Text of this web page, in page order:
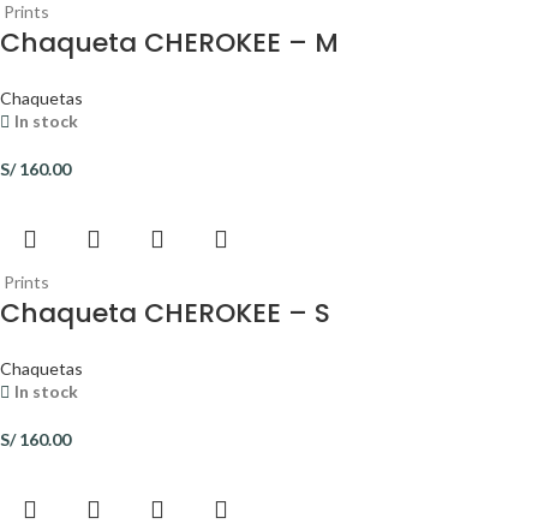
Prints
Chaqueta CHEROKEE – M
Chaquetas
In stock
S/160.00
Prints
Chaqueta CHEROKEE – S
Chaquetas
In stock
S/160.00